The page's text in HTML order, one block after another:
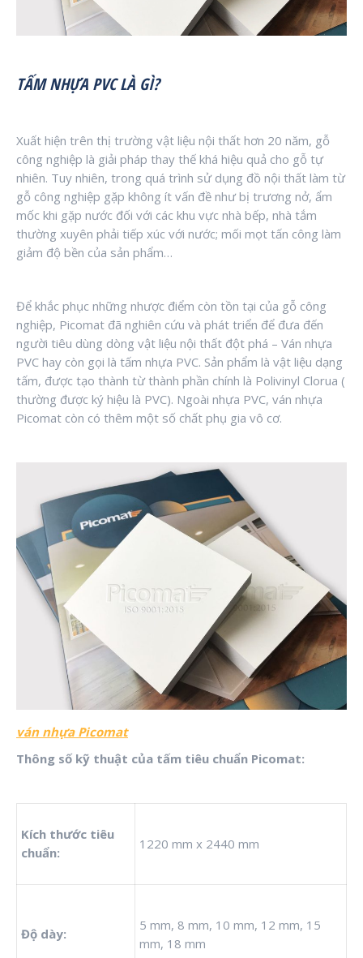
TẤM NHỰA PVCLÀ GÌ?
Xuất hiện trên thị trường vật liệu nội thất hơn 20 năm, gỗ
công nghiệp là giải pháp thay thế khá hiệu quả cho gỗ tự
nhiên. Tuy nhiên, trong quá trình sử dụng đồ nội thất làm từ
gỗ công nghiệp gặp không ít vấn đề như bị trương nở, ẩm
mốc khi gặp nước đối với các khu vực nhà bếp, nhà tắm
thường xuyên phải tiếp xúc với nước; mối mọt tấn công làm
giảm độ bền của sản phẩm…
Để khắc phục những nhược điểm còn tồn tại của gỗ công
nghiệp, Picomat đã nghiên cứu và phát triển để đưa đến
người tiêu dùng dòng vật liệu nội thất đột phá – Ván nhựa
PVC hay còn gọi là tấm nhựa PVC. Sản phẩm là vật liệu dạng
tấm, được tạo thành từ thành phần chính là Polivinyl Clorua (
thường được ký hiệu là PVC). Ngoài nhựa PVC, ván nhựa
Picomat còn có thêm một số chất phụ gia vô cơ.
ván nhựa Picomat
Thông số kỹ thuật của tấm tiêu chuẩn Picomat:
Kích thước tiêu
chuẩn:
1220 mm x 2440 mm
Độ dày:
5 mm, 8 mm, 10 mm, 12 mm, 15
mm, 18 mm